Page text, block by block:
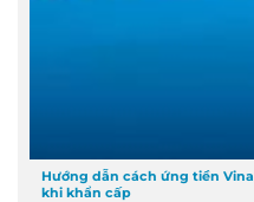
Hướng dẫn cách ứng tiền
khi khẩn cấp